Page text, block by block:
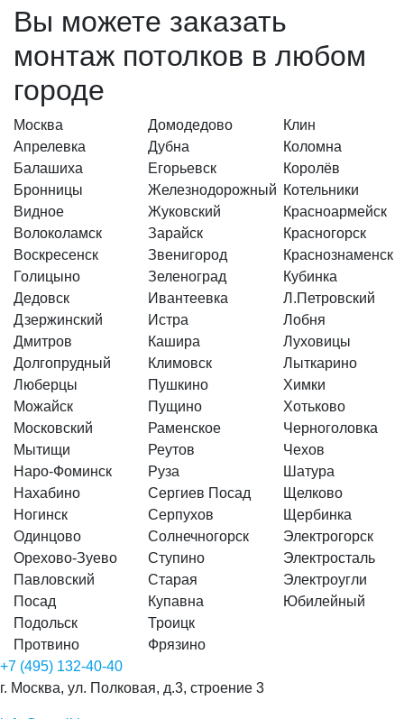
Вы можете заказать
монтаж потолков в любом
городе
Москва
Апрелевка
Балашиха
Бронницы
Видное
Волоколамск
Воскресенск
Голицыно
Дедовск
Дзержинский
Дмитров
Долгопрудный
Домодедово
Дубна
Егорьевск
Железнодорожный
Жуковский
Зарайск
Звенигород
Зеленоград
Ивантеевка
Истра
Кашира
Климовск
Клин
Коломна
Королёв
Котельники
Красноармейск
Красногорск
Краснознаменск
Кубинка
Л.Петровский
Лобня
Луховицы
Лыткарино
Люберцы
Можайск
Московский
Мытищи
Наро-Фоминск
Нахабино
Ногинск
Одинцово
Орехово-Зуево
Павловский
Посад
Подольск
Протвино
Пушкино
Пущино
Раменское
Реутов
Руза
Сергиев Посад
Серпухов
Солнечногорск
Ступино
Старая
Купавна
Троицк
Фрязино
Химки
Хотьково
Черноголовка
Чехов
Шатура
Щелково
Щербинка
Электрогорск
Электросталь
Электроугли
Юбилейный
+7 (495) 132-40-40
г. Москва, ул. Полковая, д.3, строение 3